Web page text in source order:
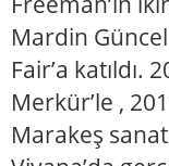
Mardin
Fair’a
Merkür’le ,
Marakeş